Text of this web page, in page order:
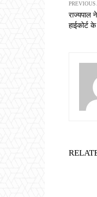
PREVIOUS
राज्यपाल
हाईकोर्ट